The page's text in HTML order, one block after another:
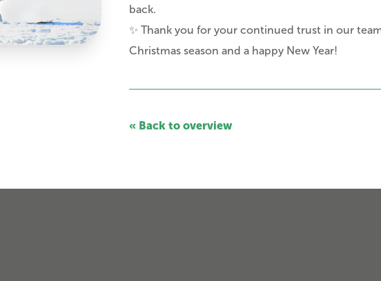
back.
✨ Thank you for your continued trust in our
Christmas season and a happy New Year!
« Back to overview